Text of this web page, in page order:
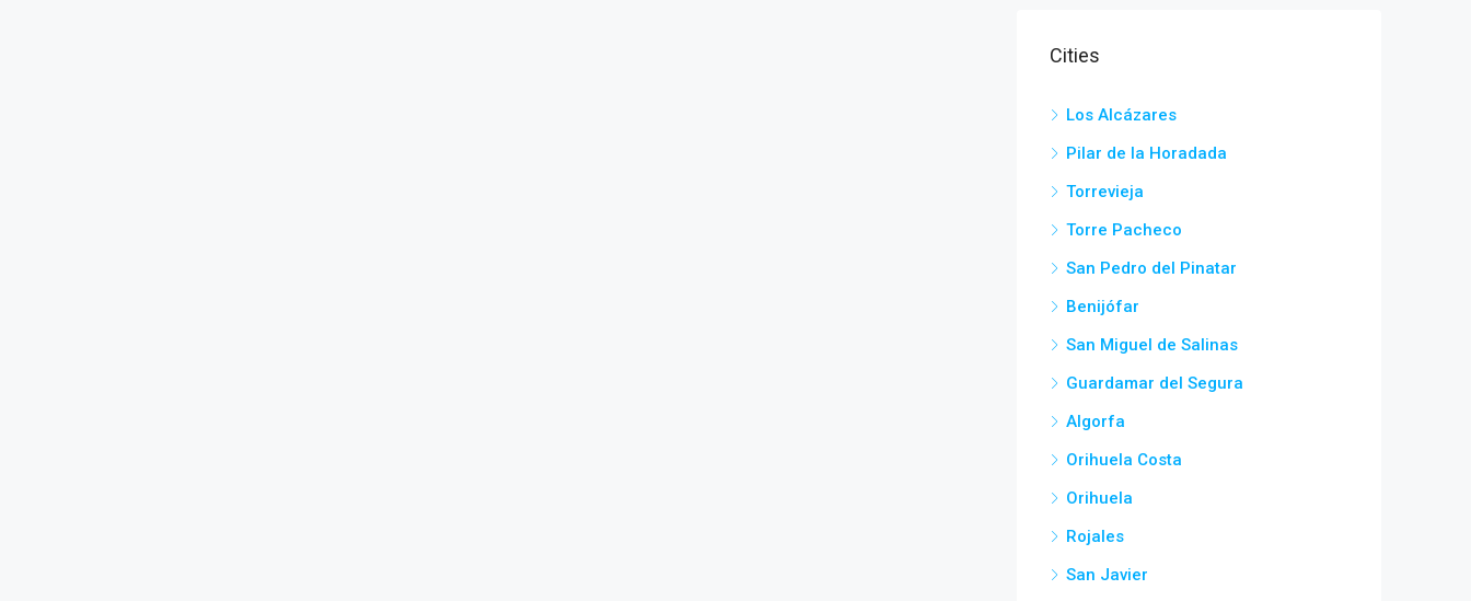
Cities
Los Alcázares
Pilar de la Horadada
Torrevieja
Torre Pacheco
San Pedro del Pinatar
Benijófar
San Miguel de Salinas
Guardamar del Segura
Algorfa
Orihuela Costa
Orihuela
Rojales
San Javier